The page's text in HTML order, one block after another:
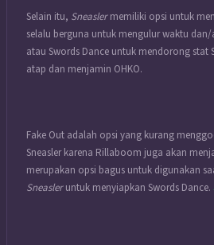
Selain itu, Sneaslermemiliki opsi untuk
selalu berguna untuk mengulur waktu
atau Swords Dance untuk mendorong stat
atap dan menjamin OHKO.
Fake Out adalah opsi yang kurang
Sneasler karena Rillaboom juga akan
merupakan opsi bagus untuk digunakan
Sneasleruntuk menyiapkan Swords Dance.